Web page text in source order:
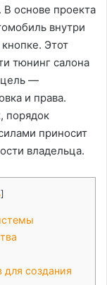
В основе проекта
внутри
Этот
тюнинг салона
цель —
и права.
порядок
приносит
владельца.
]
создания